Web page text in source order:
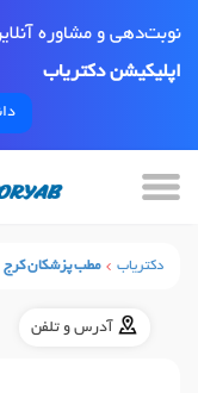
نوبت‌دهی و مشاوره
اپلیکیشن دکتریاب
دکتریاب مطب پزشکان کرج
آدرس و تلفن